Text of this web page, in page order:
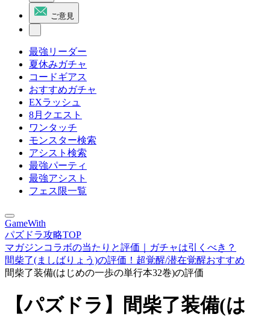
ご意見
最強リーダー
夏休みガチャ
コードギアス
おすすめガチャ
EXラッシュ
8月クエスト
ワンタッチ
モンスター検索
アシスト検索
最強パーティ
最強アシスト
フェス限一覧
GameWith
パズドラ攻略TOP
マガジンコラボの当たりと評価｜ガチャは引くべき？
間柴了(ましばりょう)の評価！超覚醒/潜在覚醒おすすめ
間柴了装備(はじめの一歩の単行本32巻)の評価
【パズドラ】間柴了装備(は